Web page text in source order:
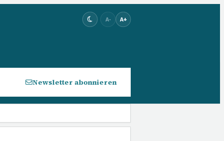
A- A+
Newsletter abonnieren